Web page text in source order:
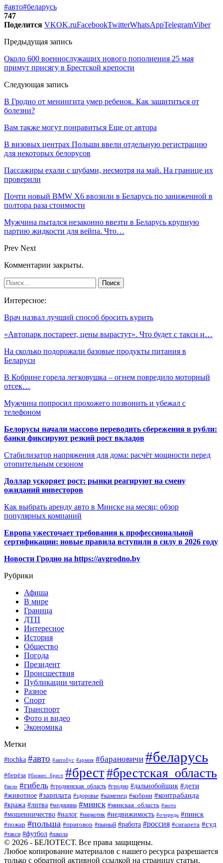
#авто#беларусь
747
Поделится VKOK.ruFacebookTwitterWhatsAppTelegramViber
Предыдущая запись
Около 600 военнослужащих нового пополнения 25 мая
примут присягу в Брестской крепости
Следующая запись
В Гродно от менингита умер ребенок. Как защититься от
болезни?
Вам также могут понравиться Еще от автора
В визовых центрах Польши ввели отдельную регистрацию
для некоторых белорусов
Пассажиры ехали с шубами, несмотря на май. На границе их
проверили
Почти новый BMW X6 ввозили в Беларусь по заниженной в
полтора раза стоимости
Мужчина пытался незаконно ввезти в Беларусь крупную
партию жидкости для вейпа. Что…
Prev Next
Комментарии закрыты.
Интересное:
Врач назвал лучший способ бросить курить
«Автопарк постареет, цены вырастут». Что будет с такси и…
На сколько подорожали базовые продукты питания в
Беларуси
В Кобрине горела легковушка – огнем повредило моторный
отсек…
Мужчина попросил прохожего позвонить и убежал с
телефоном
Белорусы начали массово переводить сбережения в рубли:
банки фиксируют резкий рост вкладов
Стабилизатор напряжения для дома: расчёт мощности перед
отопительным сезоном
Доллар ускоряет рост: рынки реагируют на смену
ожиданий инвесторов
Как выбрать аренду авто в Минске на месяц: обзор
популярных компаний
Европа ужесточает требования к профессиональной
сертификации: новые правила вступили в силу в 2026 году
Новости Гродно на https://avgrodno.by
Рубрики
Афиша
В мире
Граница
ДТП
Интересное
История
Общество
Погода
Президент
Происшествия
Публикации читателей
Разное
Спорт
Транспорт
Фото и видео
Экономика
Метки
#tochka #авто #автобус #армия #барановичи #беларусь
#берёза #бизнес_брест #брест#брестская_область
#вело #гибель #гродненская_область #гродно #дальнобойщик #дети
#животное #зарплата #здоровье #каменец #кобрин #контрабанда
#кража #литва #медицина #минск #минская_область #мото
#мошенничество #налог #наркотик #недвижимость #очередь #пинск
#пожар #польша #приговор #пьяный #работа #россия #сигарета #суд
#такси #футбол #школа
© 2026 - БЕЛОТЕСТ. Все права защищены.
Любое копирование материалов с нашего ресурса разрешается
только с обратной активной ссылкой на страницу статьи.